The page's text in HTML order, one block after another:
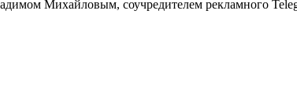
Михайловым, соучредителем рекламного